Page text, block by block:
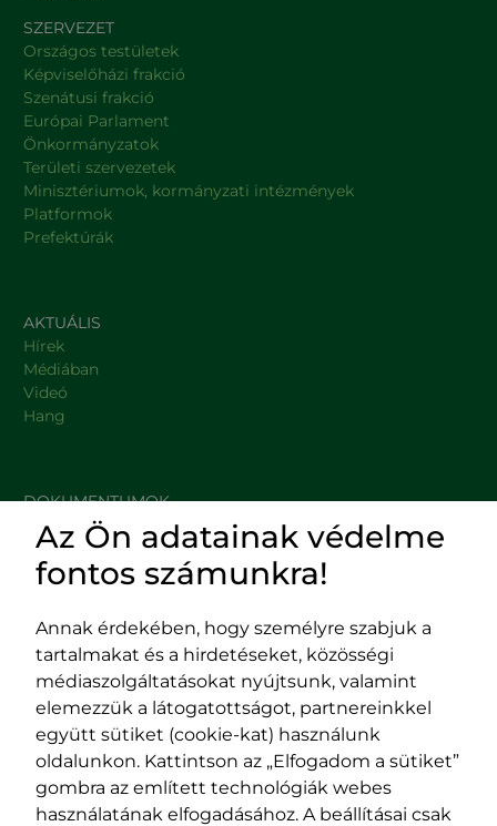
SZERVEZET
Országos testületek
Képviselőházi frakció
Szenátusi frakció
Európai Parlament
Önkormányzatok
Területi szervezetek
Minisztériumok, kormányzati intézmények
Platformok
Prefektúrák
AKTUÁLIS
Hírek
Médiában
Videó
Hang
DOKUMENTUMOK
HASZNOS LINKEK
Impresszum
Adatvédelmi szabályzat
EPP program
400029 Kolozsvár,
Fürdő (Card. Iuliu Hossu) utca, 41.
szám
tel/fax:0723 250 321
Majális utca, 60.
szám
tel/fax:0264 590 758
Az Ön adatainak védelme
fontos számunkra!
Annak érdekében, hogy személyre szabjuk a
tartalmakat és a hirdetéseket, közösségi
médiaszolgáltatásokat nyújtsunk, valamint
elemezzük a látogatottságot, partnereinkkel
együtt sütiket (cookie-kat) használunk
oldalunkon. Kattintson az „Elfogadom a sütiket”
gombra az említett technológiák webes
használatának elfogadásához. A beállításai csak